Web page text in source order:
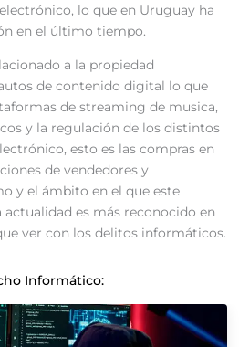
lo que en Uruguay ha
en el último tiempo.
a la propiedad
de contenido digital lo que
de streaming de musica,
y la regulación de los distintos
esto es las compras en
de vendedores y
y el ámbito en el que este
es más reconocido en
ver con los delitos informáticos.
Informático: